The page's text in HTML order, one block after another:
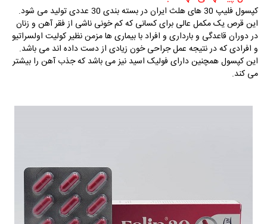
کپ
سول فلیپ 30 های هلث ایران در بسته بندی 30 عددی تولید می شود.
این قرص یک مکمل عالی برای کسانی که کم خونی ناشی از فقر آهن و زنان
در دوران قاعدگی و بارداری و افراد با بیماری ها مزمن نظیر کولیت اولسراتیو
و افرادی که در نتیجه عمل جراحی خون زیادی از دست داده اند می باشد.
این کپسول همچنین دارای فولیک اسید نیز می باشد که جذب آهن را بیشتر
می کند.